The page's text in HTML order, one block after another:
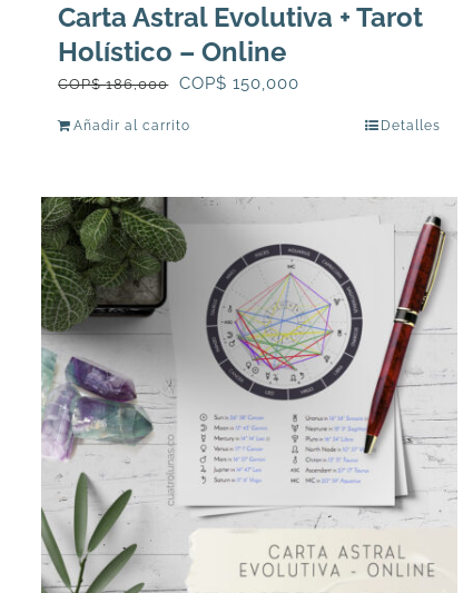
Carta Astral Evolutiva + Tarot
Holístico – Online
COP$186,000
El
COP$
186,000.
COP$150,000
COP$
Añadir al carrito Detalles